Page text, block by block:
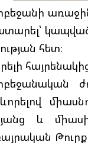
հետ։
և